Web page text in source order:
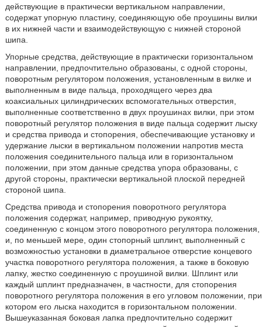
действующие в практически вертикальном направлении,
содержат упорную пластину, соединяющую обе проушины вилки
в их нижней части и взаимодействующую с нижней стороной
шипа.
Упорные средства, действующие в практически горизонтальном
направлении, предпочтительно образованы, с одной стороны,
поворотным регулятором положения, установленным в вилке и
выполненным в виде пальца, проходящего через два
коаксиальных цилиндрических вспомогательных отверстия,
выполненные соответственно в двух проушинах вилки, при этом
поворотный регулятор положения в виде пальца содержит лыску
и средства привода и стопорения, обеспечивающие установку и
удержание лыски в вертикальном положении напротив места
положения соединительного пальца или в горизонтальном
положении, при этом данные средства упора образованы, с
другой стороны, практически вертикальной плоской передней
стороной шипа.
Средства привода и стопорения поворотного регулятора
положения содержат, например, приводную рукоятку,
соединенную с концом этого поворотного регулятора положения,
и, по меньшей мере, один стопорный шплинт, выполненный с
возможностью установки в диаметральное отверстие концевого
участка поворотного регулятора положения, а также в боковую
лапку, жестко соединенную с проушиной вилки. Шплинт или
каждый шплинт предназначен, в частности, для стопорения
поворотного регулятора положения в его угловом положении, при
котором его лыска находится в горизонтальном положении.
Вышеуказанная боковая лапка предпочтительно содержит